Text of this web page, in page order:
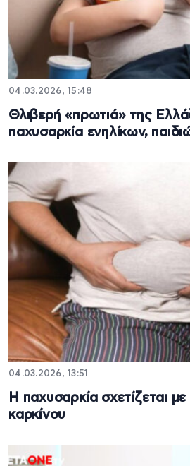
04.03.2026, 15:48
Θλιβερή «πρωτιά» της
παχυσαρκία ενηλίκων,
04.03.2026, 13:51
Η παχυσαρκία σχετίζεται
καρκίνου